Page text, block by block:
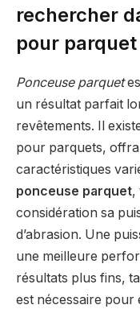
rechercher
pour parquet
Ponceuse parquet
un résultat parfait
revêtements. Il
pour parquets,
caractéristiques
ponceuse parquet,
considération sa
d’abrasion. Une
une meilleure
résultats plus fins,
est nécessaire pour